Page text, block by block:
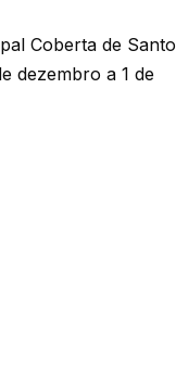
Coberta de Santo
dezembro a 1 de